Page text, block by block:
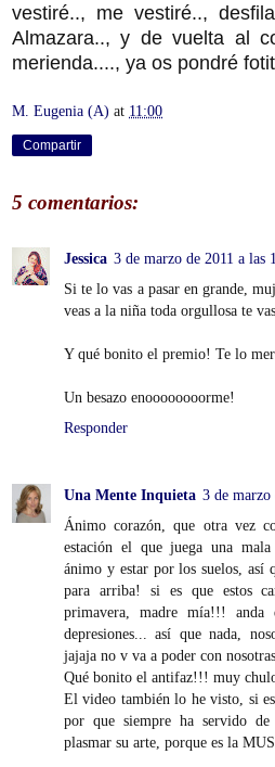
vestiré.., me vestiré..,
Almazara.., y de vuelta al
merienda...., ya os pondré
M. Eugenia (A) at 11:00
Compartir
5 comentarios:
Jessica 3 de marzo de 2011 a las
Si te lo vas a pasar en grande,
veas a la niña toda orgullosa te
Y qué bonito el premio! Te lo
Un besazo enoooooooorme!
Responder
Una Mente Inquieta 3 de marzo
Ánimo corazón, que otra vez
estación el que juega una
ánimo y estar por los suelos, así
para arriba! si es que estos
primavera, madre mía!!!
depresiones... así que nada,
jajaja no v va a poder con
Qué bonito el antifaz!!! muy
El video también lo he visto, si
por que siempre ha servido
plasmar su arte, porque es la